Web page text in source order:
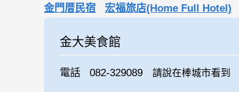
金門厝民宿
宏福旅店(Home Full Hotel)
金大美食館
電話 082-329089 請說在棒城市看到